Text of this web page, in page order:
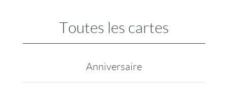
Toutes les cartes
Anniversaire